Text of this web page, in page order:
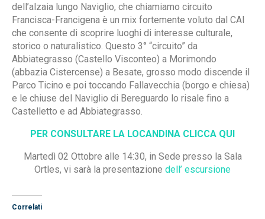
dell’alzaia lungo Naviglio, che chiamiamo circuito
Francisca-Francigena è un mix fortemente voluto dal CAI
che consente di scoprire luoghi di interesse culturale,
storico o naturalistico. Questo 3° “circuito” da
Abbiategrasso (Castello Visconteo) a Morimondo
(abbazia Cistercense) a Besate, grosso modo discende il
Parco Ticino e poi toccando Fallavecchia (borgo e chiesa)
e le chiuse del Naviglio di Bereguardo lo risale fino a
Castelletto e ad Abbiategrasso.
PER CONSULTARE LA LOCANDINA CLICCA QUI
Martedì 02 Ottobre alle 14:30, in Sede presso la Sala
Ortles, vi sarà la presentazione dell’ escursione
Correlati